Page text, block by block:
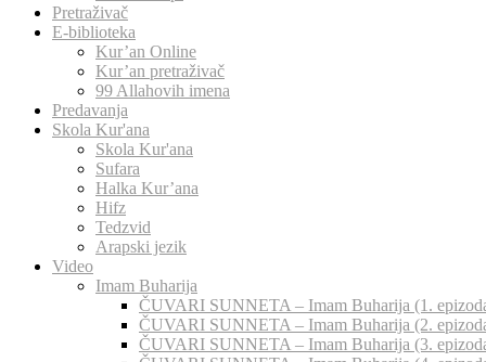
Pretraživač
E-biblioteka
Kur’an Online
Kur’an pretraživač
99 Allahovih imena
Predavanja
Skola Kur'ana
Skola Kur'ana
Sufara
Halka Kur’ana
Hifz
Tedzvid
Arapski jezik
Video
Imam Buharija
ČUVARI SUNNETA – Imam Buharija (1.
ČUVARI SUNNETA – Imam Buharija (2.
ČUVARI SUNNETA – Imam Buharija (3.